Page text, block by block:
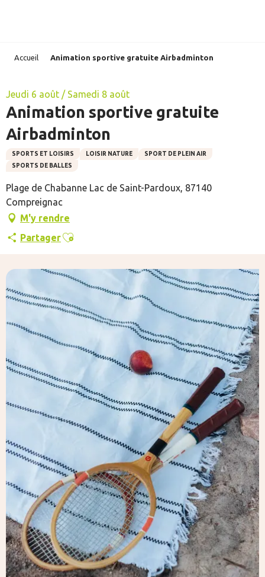
Accueil Animation sportive gratuite Airbadminton
Jeudi 6 août / Samedi 8 août
Animation sportive gratuite
Airbadminton
SPORTS ET LOISIRS LOISIR NATURE
SPORT DE PLEIN AIR
SPORTS DE BALLES
Plage de Chabanne Lac de Saint-Pardoux, 87140
Compreignac
M'y rendre
PartagerAjouter aux favoris